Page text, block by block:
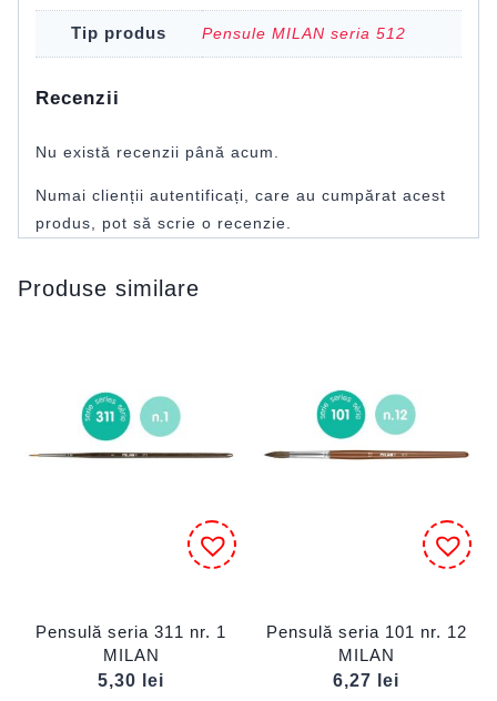
Tip produs Pensule MILAN seria 512
Recenzii
Nu există recenzii până acum.
Numai clienții autentificați, care au cumpărat acest
produs, pot să scrie o recenzie.
Produse similare
Pensulă seria 311 nr. 1
MILAN
5,30
lei
Pensulă seria 101 nr. 12
MILAN
6,27
lei